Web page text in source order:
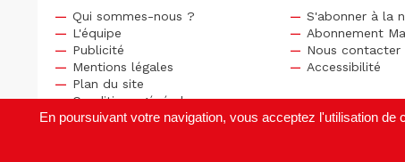
Qui sommes-nous ?
L'équipe
Publicité
S'abonner à la
Abonnement
Nous contacter
Mentions légales
Plan du site
Conditions générales
Accessibilité
En poursuivant votre navigation, vous acceptez l'utilisation